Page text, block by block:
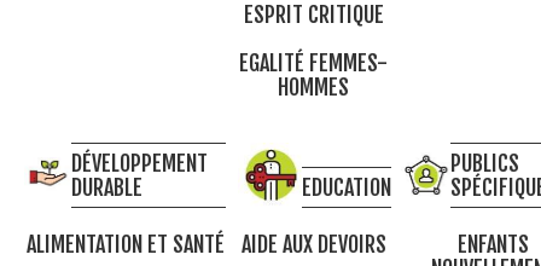
ESPRIT CRITIQUE
EGALITÉ FEMMES-
HOMMES
DÉVELOPPEMENT
DURABLE
ALIMENTATION ET SANTÉ
EDUCATION
AIDE AUX DEVOIRS
PUBLICS
ENFANTS